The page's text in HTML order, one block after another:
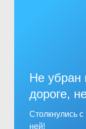
Не убран
дороге,
Столкнулись
ней!